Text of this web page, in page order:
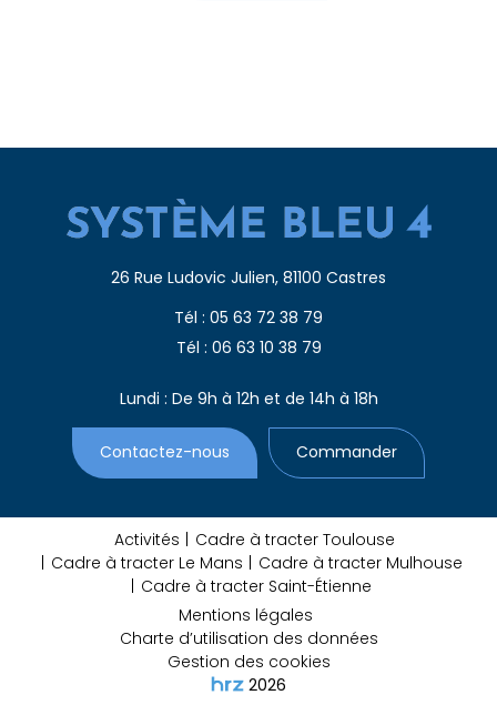
26 Rue Ludovic Julien, 81100 Castres
Tél : 05 63 72 38 79
Tél : 06 63 10 38 79
Lundi : De 9h à 12h et de 14h à 18h
Contactez-nous Commander
Activités
Cadre à tracter Toulouse
Cadre à tracter Le Mans
Cadre à tracter Mulhouse
Cadre à tracter Saint-Étienne
Mentions légales
Charte d’utilisation des données
Gestion des cookies
2026